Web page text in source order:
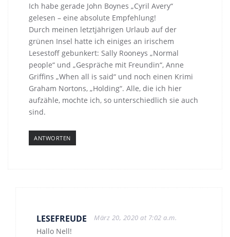
Ich habe gerade John Boynes „Cyril Avery“
gelesen – eine absolute Empfehlung!
Durch meinen letztjährigen Urlaub auf der
grünen Insel hatte ich einiges an irischem
Lesestoff gebunkert: Sally Rooneys „Normal
people“ und „Gespräche mit Freundin“, Anne
Griffins „When all is said“ und noch einen Krimi
Graham Nortons, „Holding“. Alle, die ich hier
aufzähle, mochte ich, so unterschiedlich sie auch
sind.
ANTWORTEN
LESEFREUDE März 20, 2020 at 7:02 a.m.
Hallo Nell!